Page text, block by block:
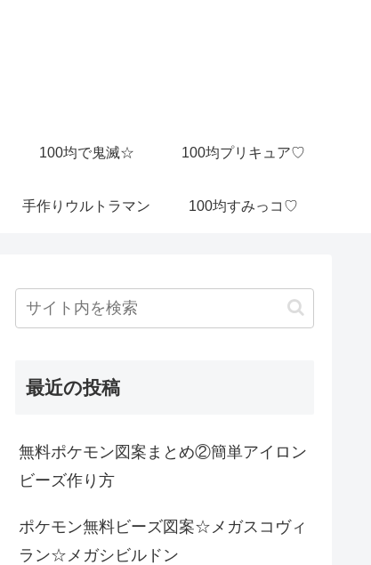
100均で鬼滅☆ 100均プリキュア♡
手作りウルトラマン 100均すみっコ♡
最近の投稿
無料ポケモン図案まとめ②簡単アイロン
ビーズ作り方
ポケモン無料ビーズ図案☆メガスコヴィ
ラン☆メガシビルドン